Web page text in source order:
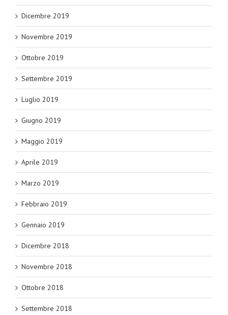
Dicembre 2019
Novembre 2019
Ottobre 2019
Settembre 2019
Luglio 2019
Giugno 2019
Maggio 2019
Aprile 2019
Marzo 2019
Febbraio 2019
Gennaio 2019
Dicembre 2018
Novembre 2018
Ottobre 2018
Settembre 2018